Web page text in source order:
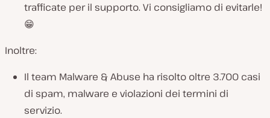
trafficate per il supporto. Vi consigliamo di evitarle!
😁
Inoltre:
Il team Malware & Abuse ha risolto oltre 3.700 casi
di spam, malware e violazioni dei termini di
servizio.